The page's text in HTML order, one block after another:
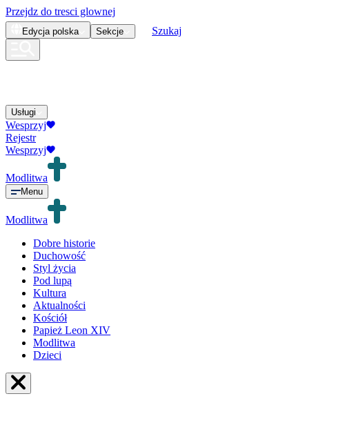
Przejdz do tresci glownej
Edycja polska Sekcje Szukaj
Usługi
Wesprzyj
Rejestr
Wesprzyj
Modlitwa
Menu
Modlitwa
Dobre historie
Duchowość
Styl życia
Pod lupą
Kultura
Aktualności
Kościół
Papież Leon XIV
Modlitwa
Dzieci